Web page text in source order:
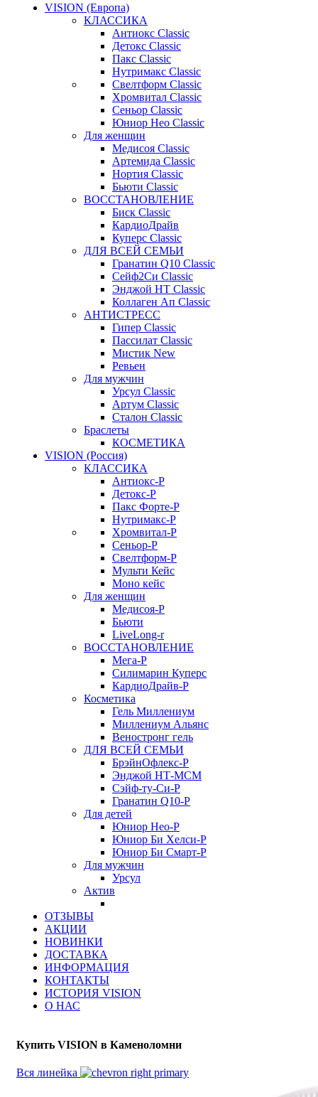
VISION (Европа)
КЛАССИКА
Антиокс Classic
Детокс Classic
Пакс Classic
Нутримакс Classic
Свелтформ Classic
Хромвитал Classic
Сеньор Classic
Юниор Нео Classic
Для женщин
Медисоя Classic
Артемида Classic
Нортия Classic
Бьюти Classic
ВОССТАНОВЛЕНИЕ
Биск Classic
КардиоДрайв
Куперс Classic
ДЛЯ ВСЕЙ СЕМЬИ
Гранатин Q10 Classic
Сейф2Си Classic
Энджой НТ Classic
Коллаген Ап Classic
АНТИСТРЕСС
Гипер Classic
Пассилат Classic
Мистик New
Ревьен
Для мужчин
Урсул Classic
Артум Classic
Сталон Classic
Браслеты
КОСМЕТИКА
VISION (Россия)
КЛАССИКА
Антиокс-Р
Детокс-Р
Пакс Форте-Р
Нутримакс-Р
Хромвитал-Р
Сеньор-Р
Свелтформ-Р
Мульти Кейс
Моно кейс
Для женщин
Медисоя-Р
Бьюти
LiveLong-r
ВОССТАНОВЛЕНИЕ
Мега-Р
Силимарин Куперс
КардиоДрайв-Р
Косметика
Гель Миллениум
Миллениум Альянс
Веностронг гель
ДЛЯ ВСЕЙ СЕМЬИ
БрэйнОфлекс-Р
Энджой НТ-МСМ
Сэйф-ту-Си-Р
Гранатин Q10-Р
Для детей
Юниор Нео-Р
Юниор Би Хелси-Р
Юниор Би Смарт-Р
Для мужчин
Урсул
Актив
ОТЗЫВЫ
АКЦИИ
НОВИНКИ
ДОСТАВКА
ИНФОРМАЦИЯ
КОНТАКТЫ
ИСТОРИЯ VISION
О НАС
Купить VISION в Каменоломни
Вся линейка